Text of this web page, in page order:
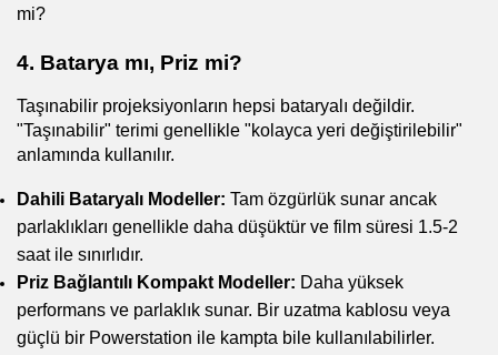
mi?
4. Batarya mı, Priz mi?
Taşınabilir projeksiyonların hepsi bataryalı değildir.
"Taşınabilir" terimi genellikle "kolayca yeri değiştirilebilir"
anlamında kullanılır.
Dahili Bataryalı Modeller: Tam özgürlük sunar ancak
parlaklıkları genellikle daha düşüktür ve film süresi 1.5-2
saat ile sınırlıdır.
Priz Bağlantılı Kompakt Modeller: Daha yüksek
performans ve parlaklık sunar. Bir uzatma kablosu veya
güçlü bir Powerstation ile kampta bile kullanılabilirler.